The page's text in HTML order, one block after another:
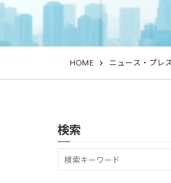
HOME ニュース・プレ
検索